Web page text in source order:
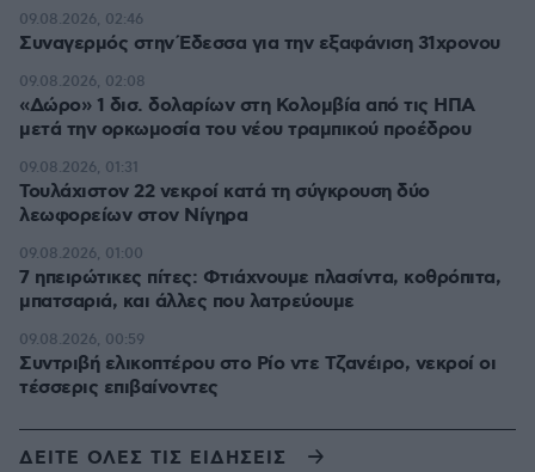
Συναγερμός στην Έδεσσα για την εξαφάνιση 31χρονου
09.08.2026, 02:46
«Δώρο» 1 δισ. δολαρίων στη Κολομβία από τις ΗΠΑ
μετά την ορκωμοσία του νέου τραμπικού προέδρου
09.08.2026, 02:08
Τουλάχιστον 22 νεκροί κατά τη σύγκρουση δύο
λεωφορείων στον Νίγηρα
09.08.2026, 01:31
7 ηπειρώτικες πίτες: Φτιάχνουμε πλασίντα, κοθρόπιτα,
μπατσαριά, και άλλες που λατρεύουμε
09.08.2026, 01:00
Συντριβή ελικοπτέρου στο Ρίο ντε Τζανέιρο, νεκροί οι
τέσσερις επιβαίνοντες
09.08.2026, 00:59
ΔΕΙΤΕ ΟΛΕΣ ΤΙΣ ΕΙΔΗΣΕΙΣ